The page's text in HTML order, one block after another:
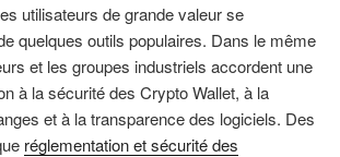
utilisateurs de grande valeur se
quelques outils populaires. Dans le même
et les groupes industriels accordent une
à la sécurité des Crypto Wallet, à la
et à la transparence des logiciels. Des
réglementation et sécurité des